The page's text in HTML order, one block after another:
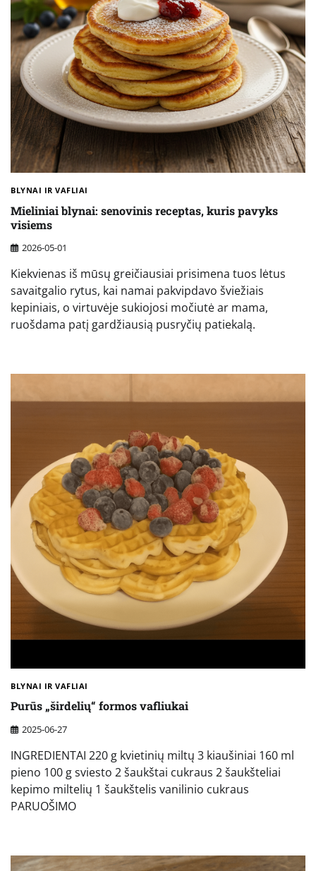
BLYNAI IR VAFLIAI
Mieliniai blynai: senovinis receptas, kuris pavyks
visiems
2026-05-01
Kiekvienas iš mūsų greičiausiai prisimena tuos lėtus
savaitgalio rytus, kai namai pakvipdavo šviežiais
kepiniais, o virtuvėje sukiojosi močiutė ar mama,
ruošdama patį gardžiausią pusryčių patiekalą.
BLYNAI IR VAFLIAI
Purūs „širdelių“ formos vafliukai
2025-06-27
INGREDIENTAI 220 g kvietinių miltų 3 kiaušiniai 160 ml
pieno 100 g sviesto 2 šaukštai cukraus 2 šaukšteliai
kepimo miltelių 1 šaukštelis vanilinio cukraus
PARUOŠIMO